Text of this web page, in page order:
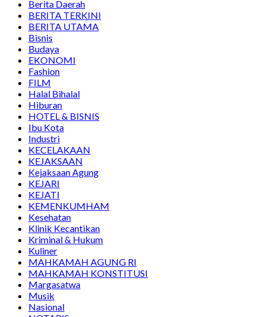
Berita Daerah
BERITA TERKINI
BERITA UTAMA
Bisnis
Budaya
EKONOMI
Fashion
FILM
Halal Bihalal
Hiburan
HOTEL & BISNIS
Ibu Kota
Industri
KECELAKAAN
KEJAKSAAN
Kejaksaan Agung
KEJARI
KEJATI
KEMENKUMHAM
Kesehatan
Klinik Kecantikan
Kriminal & Hukum
Kuliner
MAHKAMAH AGUNG RI
MAHKAMAH KONSTITUSI
Margasatwa
Musik
Nasional